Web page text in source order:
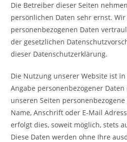
Die Betreiber dieser Seiten
persönlichen Daten sehr ernst.
personenbezogenen Daten
der gesetzlichen
dieser Datenschutzerklärung.
Die Nutzung unserer Website ist
Angabe personenbezogener
unseren Seiten
Name, Anschrift oder E-Mail
erfolgt dies, soweit möglich, stets
Diese Daten werden ohne Ihre